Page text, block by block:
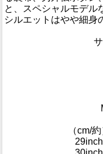
と、スペシャルモデル
シルエットはやや細身
（cm/約
29inch